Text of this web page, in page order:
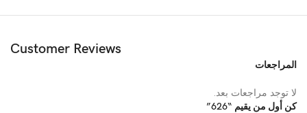
Customer Reviews
المراجعات
لا توجد مراجعات بعد.
كن أول من يقيم “626”